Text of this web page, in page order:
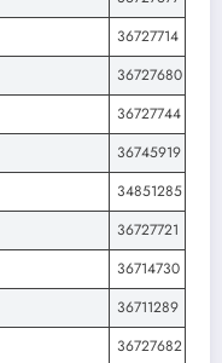
36727714
36727680
36727744
36745919
34851285
36727721
36714730
36711289
36727682